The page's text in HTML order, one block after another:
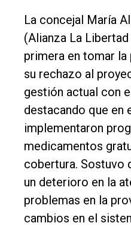
La concejal María
(Alianza La
primera en tomar la
su rechazo al
gestión actual con
destacando que en
implementaron
medicamentos
cobertura. Sostuvo
un deterioro en la
problemas en la
cambios en el